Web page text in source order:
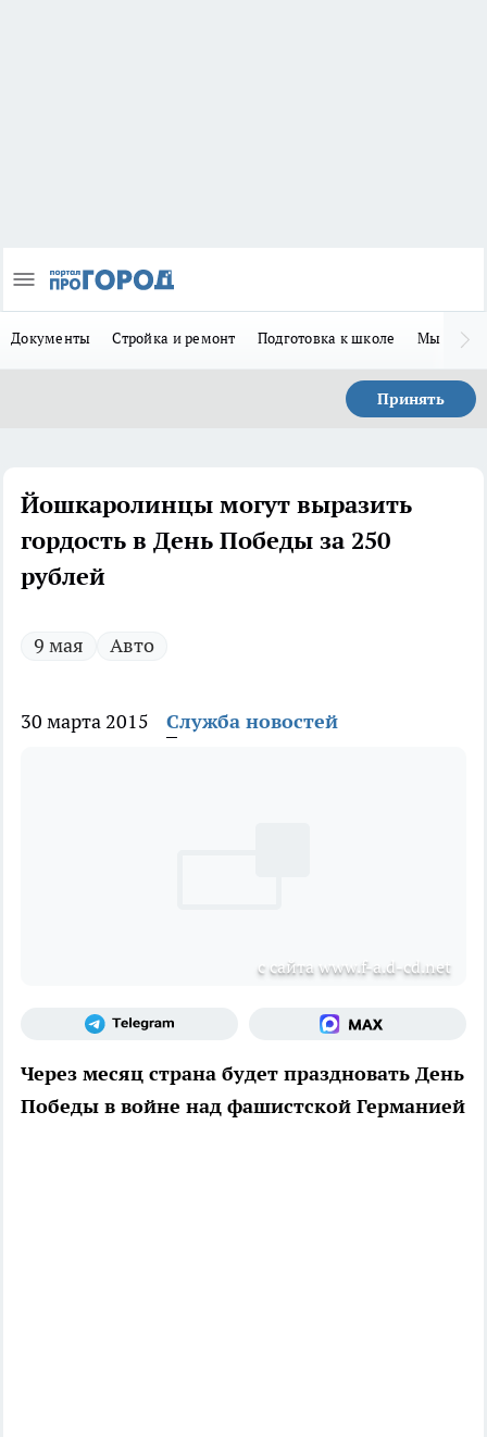
Документы Стройка и ремонт Подготовка к школе Мы в MAX
Принять
Йошкаролинцы могут выразить
гордость в День Победы за 250
рублей
9 мая Авто
30 марта 2015 Служба новостей
с сайта www.f-a.d-cd.net
Через месяц страна будет праздновать День
Победы в войне над фашистской Германией